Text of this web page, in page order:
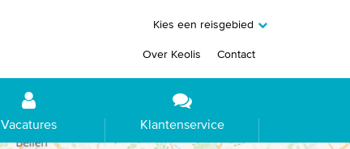
Kies een reisgebied
Over Keolis Contact
Vacatures Klantenservice